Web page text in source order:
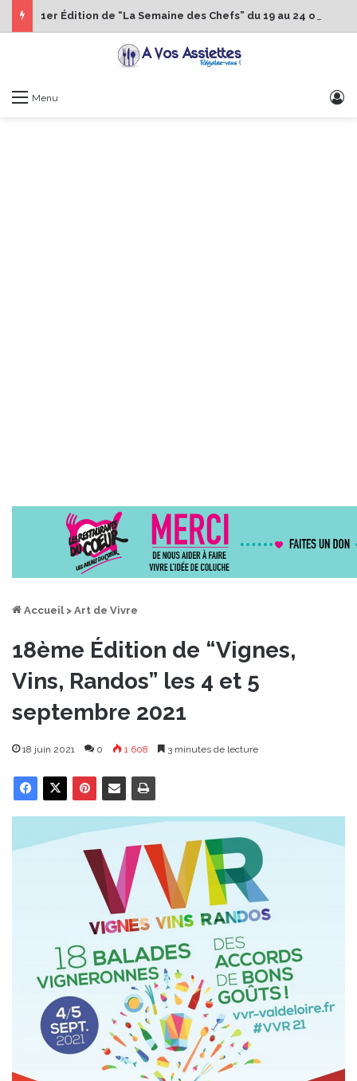
Menu
Accueil > Art de Vivre
18ème Édition de “Vignes,
Vins, Randos” les 4 et 5
septembre 2021
18 juin 2021 0 1 608 3 minutes de lecture